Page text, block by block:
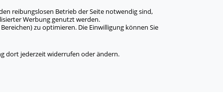
reibungslosen Betrieb der Seite notwendig sind,
Werbung genutzt werden.
zu optimieren. Die Einwilligung können Sie
dort jederzeit widerrufen oder ändern.